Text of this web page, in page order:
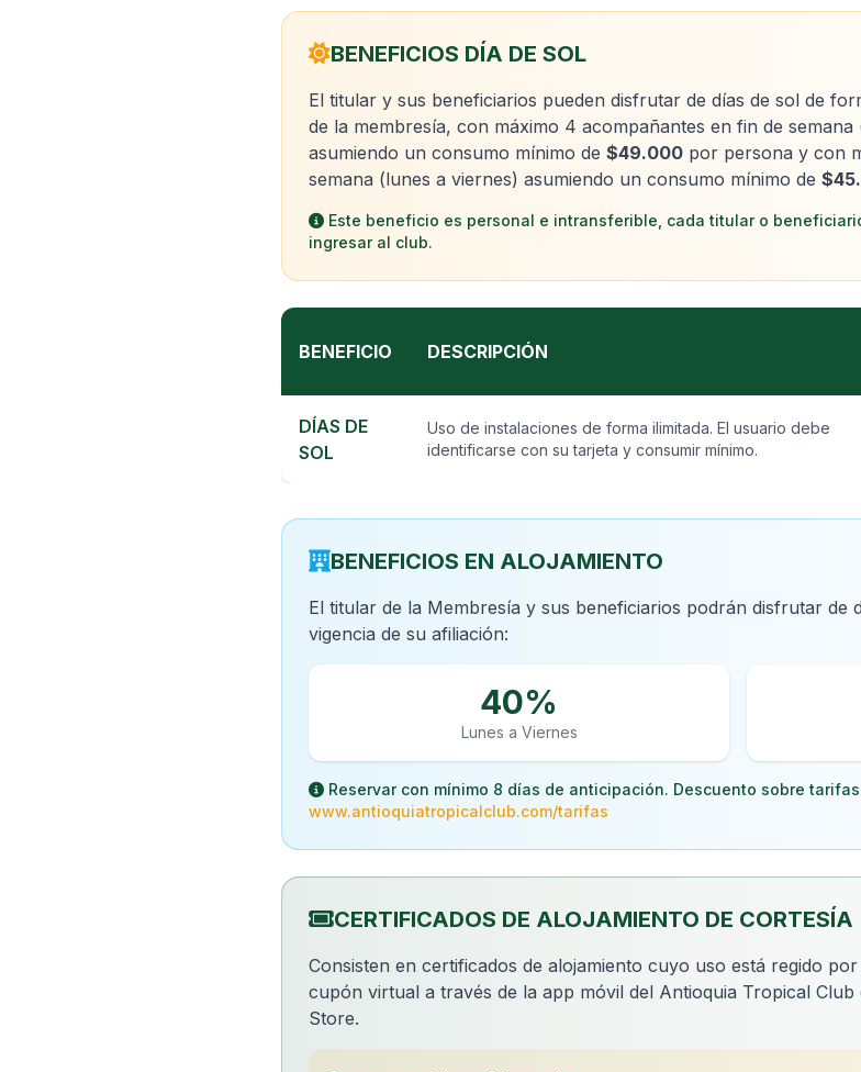
BENEFICIOS DÍA DE SOL
El titular y sus beneficiarios pueden disfrutar de días de sol de
de la membresía, con máximo 4 acompañantes en fin de
asumiendo un consumo mínimo de $49.000 por persona y con
semana (lunes a viernes) asumiendo un consumo mínimo de
Este beneficio es personal e intransferible, cada titular o
ingresar al club.
BENEFICIO DESCRIPCIÓN
DÍAS DE
SOL
Uso de instalaciones de forma ilimitada. El usuario debe
identificarse con su tarjeta y consumir mínimo.
BENEFICIOS EN ALOJAMIENTO
El titular de la Membresía y sus beneficiarios podrán disfrutar de
vigencia de su afiliación:
40%
Lunes a Viernes
Reservar con mínimo 8 días de anticipación. Descuento sobre
www.antioquiatropicalclub.com/tarifas
CERTIFICADOS DE ALOJAMIENTO DE CORTESÍA
Consisten en certificados de alojamiento cuyo uso está regido
cupón virtual a través de la app móvil del Antioquia Tropical
Store.